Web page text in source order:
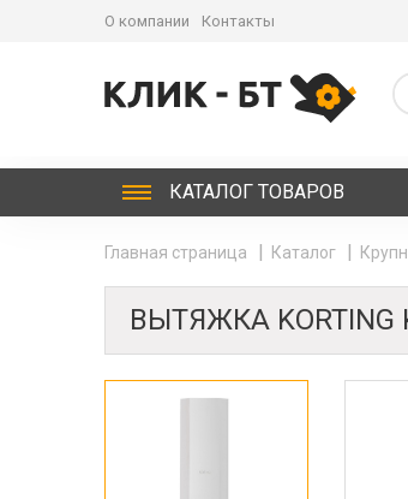
О компании Контакты
КАТАЛОГ ТОВАРОВ
Главная страница Каталог
ВЫТЯЖКА KORTING